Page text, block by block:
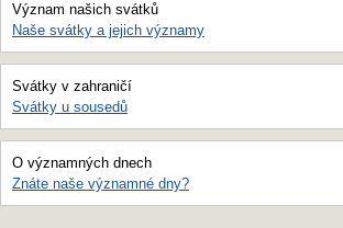
Význam našich svátků
Naše svátky a jejich významy
Svátky v zahraničí
Svátky u sousedů
O významných dnech
Znáte naše významné dny?